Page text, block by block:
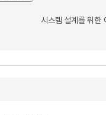
시스템 설계를 위한